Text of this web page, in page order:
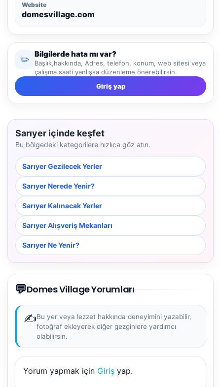
Website
domesvillage.com
✏️
Bilgilerde hata mı var?
Başlık,hakkında, Adres, telefon, konum, web sitesi veya
çalışma saati yanlışsa düzenleme önerebilirsin.
Giriş yap
Sarıyer içinde keşfet
Bu bölgedeki kategorilere hızlıca göz atın.
Sarıyer Gezilecek Yerler
Sarıyer Nerede Yenir?
Sarıyer Kalınacak Yerler
Sarıyer Alışveriş Mekanları
Sarıyer Ne Yenir?
💬Domes Village Yorumları
✍️Bu yer veya lezzet hakkında deneyimini yazabilir,
fotoğraf ekleyerek diğer gezginlere yardımcı
olabilirsin.
Yorum yapmak için Giriş yap.